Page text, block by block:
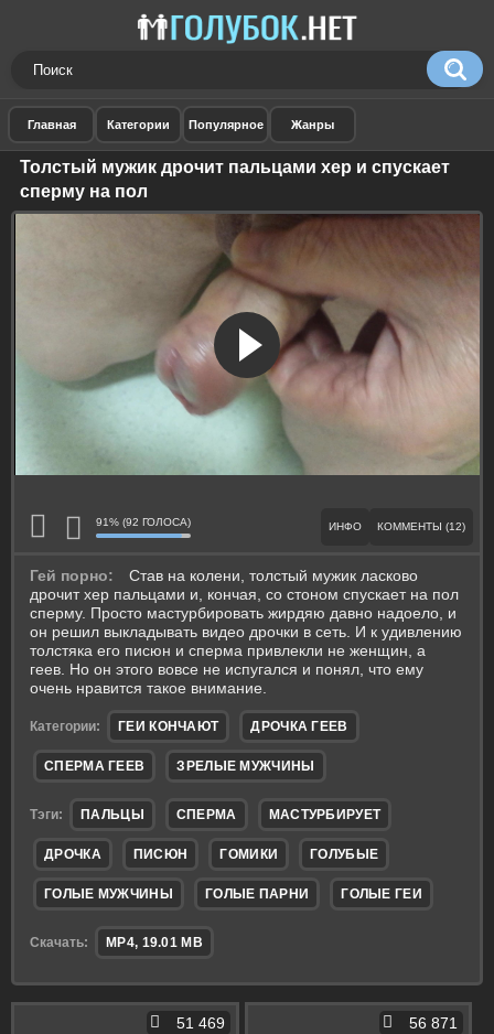
Толстый мужик дрочит пальцами хер и спускает
сперму на пол
91% (92 ГОЛОСА) ИНФО КОММЕНТЫ (12)
Гей порно:
Став на колени, толстый мужик ласково
дрочит хер пальцами и, кончая, со стоном спускает на пол
сперму. Просто мастурбировать жирдяю давно надоело, и
он решил выкладывать видео дрочки в сеть. И к удивлению
толстяка его писюн и сперма привлекли не женщин, а
геев. Но он этого вовсе не испугался и понял, что ему
очень нравится такое внимание.
Категории: ГЕИ КОНЧАЮТ ДРОЧКА ГЕЕВ
СПЕРМА ГЕЕВ ЗРЕЛЫЕ МУЖЧИНЫ
Тэги: ПАЛЬЦЫ СПЕРМА МАСТУРБИРУЕТ
ДРОЧКА ПИСЮН ГОМИКИ ГОЛУБЫЕ
ГОЛЫЕ МУЖЧИНЫ ГОЛЫЕ ПАРНИ ГОЛЫЕ ГЕИ
Скачать: MP4, 19.01 MB
51 469 56 871